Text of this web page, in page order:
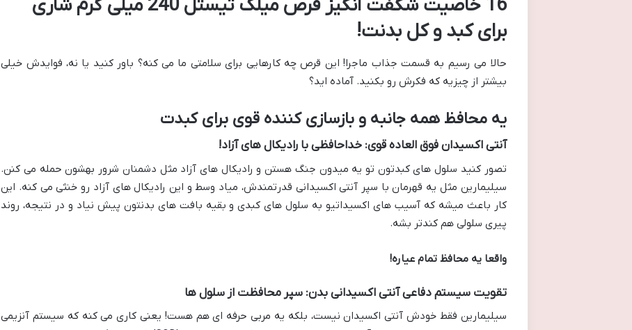
16 خاصیت شگفت انگیز قرص میلک تیستل 240 میلی گرم شاری
برای کبد و کل بدنت!
حالا می رسیم به قسمت جذاب ماجرا! این قرص چه کارهایی برای سلامتی ما می کنه؟ باور کنید یا نه، فوایدش خیلی
بیشتر از چیزیه که فکرش رو بکنید. آماده اید؟
یه محافظ همه جانبه و بازسازی کننده قوی برای کبدت
آنتی اکسیدان فوق العاده قوی: خداحافظی با رادیکال های آزاد!
تصور کنید سلول های کبدتون تو یه میدون جنگ هستن و رادیکال های آزاد مثل دشمنان شرور بهشون حمله می کنن.
سیلیمارین مثل یه قهرمان با سپر آنتی اکسیدانی قدرتمندش، میاد وسط و این رادیکال های آزاد رو خنثی می کنه. این
کار باعث میشه که آسیب های اکسیداتیو به سلول های کبدی و بقیه بافت های بدنتون پیش نیاد و در نتیجه، روند
پیری سلولی هم کندتر بشه.
واقعا یه محافظ تمام عیاره!
تقویت سیستم دفاعی آنتی اکسیدانی بدن: سپر محافظت از سلول ها
سیلیمارین فقط خودش آنتی اکسیدان نیست، بلکه یه مربی حرفه ای هم هست! یعنی کاری می کنه که سیستم آنزیمی